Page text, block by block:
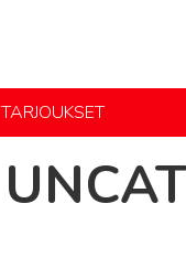
TARJOUKSET